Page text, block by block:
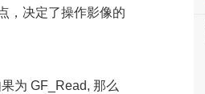
，决定了操作影像的
为 GF_Read, 那么